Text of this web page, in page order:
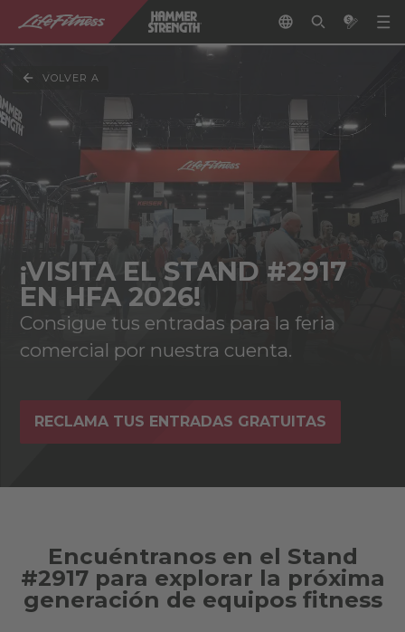
VOLVER A
¡VISITA EL STAND #2917
EN HFA 2026!
Consigue tus entradas para la feria
comercial por nuestra cuenta.
RECLAMA TUS ENTRADAS GRATUITAS
Encuéntranos en el Stand
#2917 para explorar la próxima
generación de equipos fitness